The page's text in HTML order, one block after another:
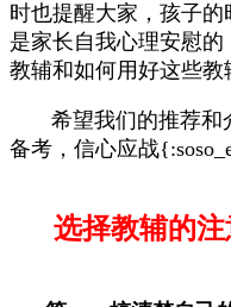
时也提醒大家，孩子
是家长自我心理安慰
教辅和如何用好这些教
希望我们的推荐和
备考，信心应战
选择教辅的注